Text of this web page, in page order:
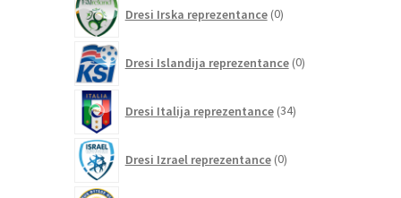
Dresi Irska reprezentance 0izdelkov
Dresi Islandija reprezentance 0izdelkov
Dresi Italija reprezentance 34izdelkov
Dresi Izrael reprezentance 0izdelkov